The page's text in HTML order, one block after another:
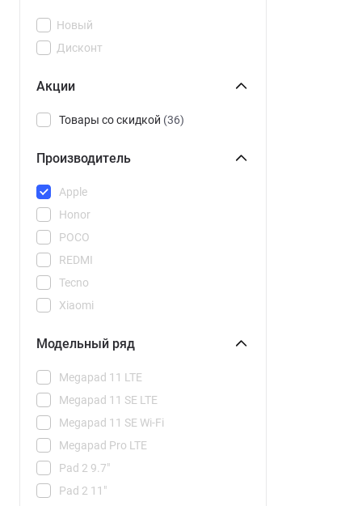
Новый
Дисконт
Акции
Товары со скидкой (36)
Производитель
Apple
Honor
POCO
REDMI
Tecno
Xiaomi
Модельный ряд
Megapad 11 LTE
Megapad 11 SE LTE
Megapad 11 SE Wi-Fi
Megapad Pro LTE
Pad 2 9.7"
Pad 2 11"